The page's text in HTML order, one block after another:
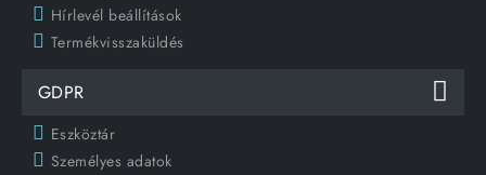
Hírlevél beállítások
Termékvisszaküldés
GDPR
Eszköztár
Személyes adatok